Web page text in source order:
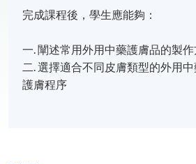
完成課程後，學生應能夠：
一. 闡述常用外用中藥護膚品的製作
二. 選擇適合不同皮膚類型的外用
護膚程序